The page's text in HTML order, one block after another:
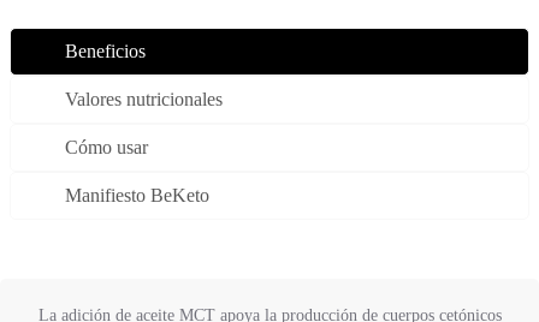
Beneficios
Valores nutricionales
Cómo usar
Manifiesto BeKeto
La adición de aceite MCT apoya la producción de cuerpos cetónicos